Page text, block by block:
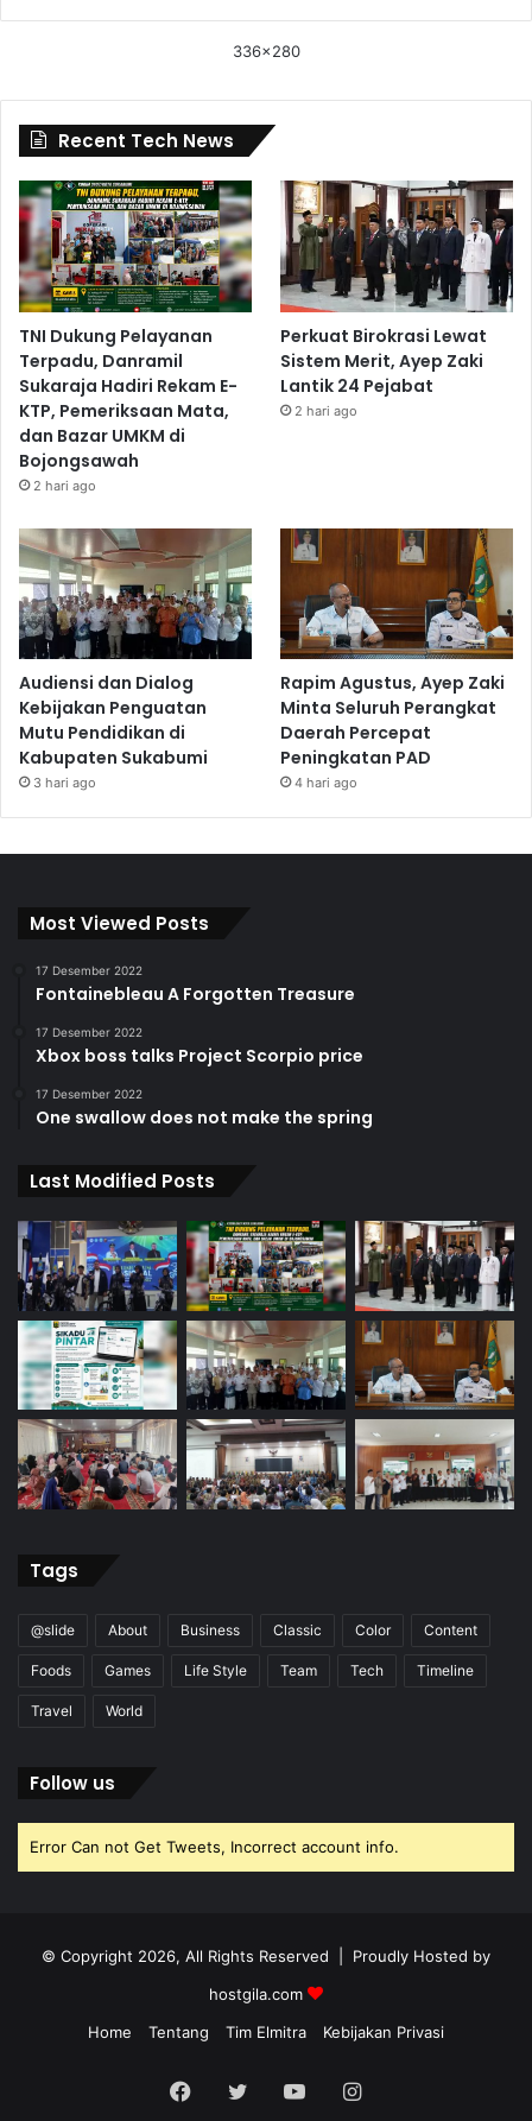
336x280
Recent Tech News
TNI Dukung Pelayanan
Terpadu, Danramil
Sukaraja Hadiri Rekam E-
KTP, Pemeriksaan Mata,
dan Bazar UMKM di
Bojongsawah
2 hari ago
Perkuat Birokrasi Lewat
Sistem Merit, Ayep Zaki
Lantik 24 Pejabat
2 hari ago
Audiensi dan Dialog
Kebijakan Penguatan
Mutu Pendidikan di
Kabupaten Sukabumi
3 hari ago
Rapim Agustus, Ayep Zaki
Minta Seluruh Perangkat
Daerah Percepat
Peningkatan PAD
4 hari ago
Most Viewed Posts
17 Desember 2022
Fontainebleau A Forgotten Treasure
17 Desember 2022
Xbox boss talks Project Scorpio price
17 Desember 2022
One swallow does not make the spring
Last Modified Posts
Tags
@slide About Business Classic Color Content
Foods Games Life Style Team Tech Timeline
Travel World
Follow us
Error Can not Get Tweets, Incorrect account info.
© Copyright 2026, All Rights Reserved | Proudly Hosted by
hostgila.com
Home
Tentang Tim Elmitra Kebijakan Privasi
Facebook
TwitterYouTubeInstagram